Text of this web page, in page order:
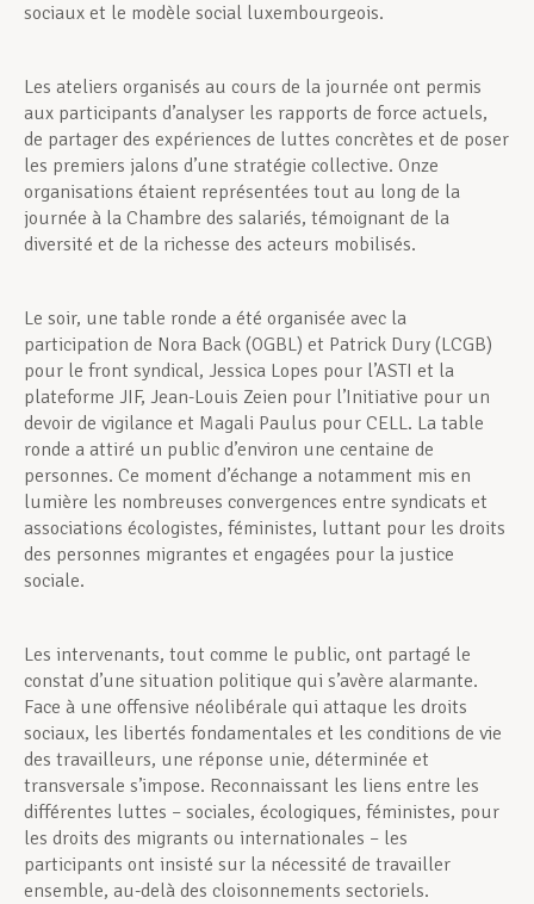
sociaux et le modèle social luxembourgeois.
Les ateliers organisés au cours de la journée ont permis
aux participants d’analyser les rapports de force actuels,
de partager des expériences de luttes concrètes et de poser
les premiers jalons d’une stratégie collective. Onze
organisations étaient représentées tout au long de la
journée à la Chambre des salariés, témoignant de la
diversité et de la richesse des acteurs mobilisés.
Le soir, une table ronde a été organisée avec la
participation de Nora Back (OGBL) et Patrick Dury (LCGB)
pour le front syndical, Jessica Lopes pour l’ASTI et la
plateforme JIF, Jean-Louis Zeien pour l’Initiative pour un
devoir de vigilance et Magali Paulus pour CELL. La table
ronde a attiré un public d’environ une centaine de
personnes. Ce moment d’échange a notamment mis en
lumière les nombreuses convergences entre syndicats et
associations écologistes, féministes, luttant pour les droits
des personnes migrantes et engagées pour la justice
sociale.
Les intervenants, tout comme le public, ont partagé le
constat d’une situation politique qui s’avère alarmante.
Face à une offensive néolibérale qui attaque les droits
sociaux, les libertés fondamentales et les conditions de vie
des travailleurs, une réponse unie, déterminée et
transversale s’impose. Reconnaissant les liens entre les
différentes luttes – sociales, écologiques, féministes, pour
les droits des migrants ou internationales – les
participants ont insisté sur la nécessité de travailler
ensemble, au-delà des cloisonnements sectoriels.